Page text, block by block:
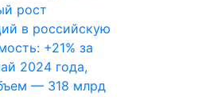
рост
в российскую
+21% за
2024 года,
— 318 млрд